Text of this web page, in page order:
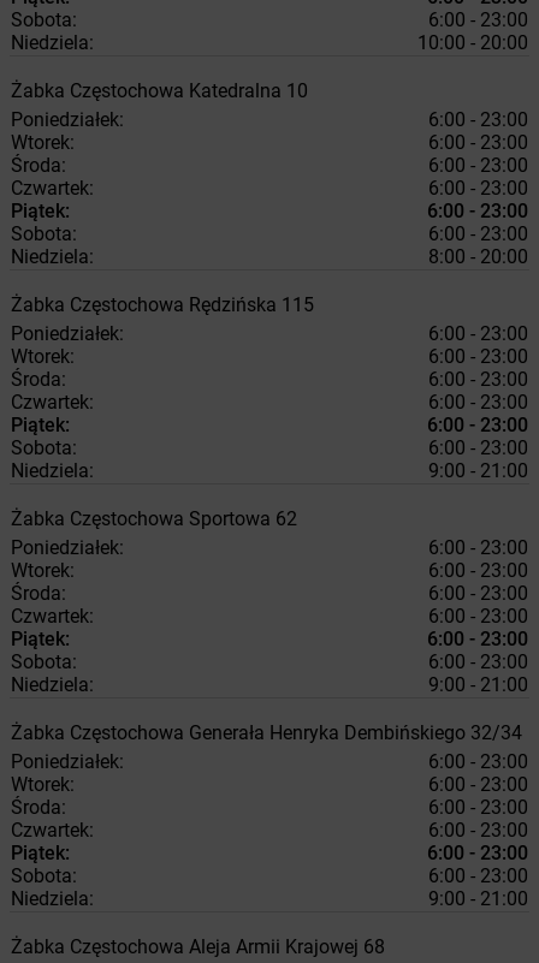
Sobota:
6:00 - 23:00
Niedziela:
10:00 - 20:00
Żabka Częstochowa Katedralna 10
Poniedziałek:
6:00 - 23:00
Wtorek:
6:00 - 23:00
Środa:
6:00 - 23:00
Czwartek:
6:00 - 23:00
Piątek:
6:00 - 23:00
Sobota:
6:00 - 23:00
Niedziela:
8:00 - 20:00
Żabka Częstochowa Rędzińska 115
Poniedziałek:
6:00 - 23:00
Wtorek:
6:00 - 23:00
Środa:
6:00 - 23:00
Czwartek:
6:00 - 23:00
Piątek:
6:00 - 23:00
Sobota:
6:00 - 23:00
Niedziela:
9:00 - 21:00
Żabka Częstochowa Sportowa 62
Poniedziałek:
6:00 - 23:00
Wtorek:
6:00 - 23:00
Środa:
6:00 - 23:00
Czwartek:
6:00 - 23:00
Piątek:
6:00 - 23:00
Sobota:
6:00 - 23:00
Niedziela:
9:00 - 21:00
Żabka Częstochowa Generała Henryka Dembińskiego 32/34
Poniedziałek:
6:00 - 23:00
Wtorek:
6:00 - 23:00
Środa:
6:00 - 23:00
Czwartek:
6:00 - 23:00
Piątek:
6:00 - 23:00
Sobota:
6:00 - 23:00
Niedziela:
9:00 - 21:00
Żabka Częstochowa Aleja Armii Krajowej 68